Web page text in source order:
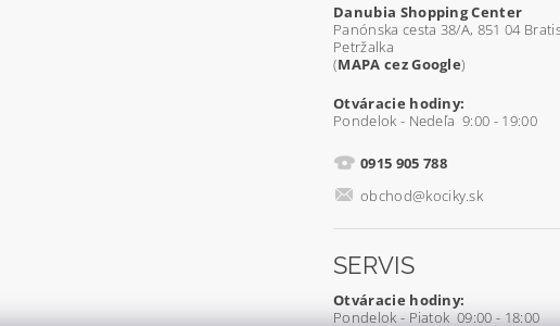
Danubia Shopping Center
Panónska cesta 38/A, 851 04
Petržalka
(MAPA cez Google)
Otváracie hodiny:
Pondelok - Nedeľa 9:00 - 19:00
0915 905 788
obchod@kociky.sk
SERVIS
Otváracie hodiny:
Pondelok - Piatok 09:00 - 18:00